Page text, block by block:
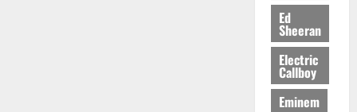
Ed
Sheeran
Electric
Callboy
Eminem